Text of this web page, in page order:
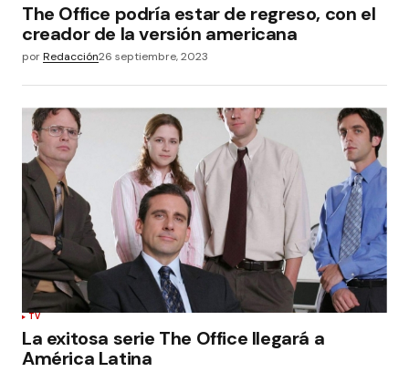
The Office podría estar de regreso, con el
creador de la versión americana
porRedacción26 septiembre, 2023
TV
La exitosa serie The Office llegará a
América Latina